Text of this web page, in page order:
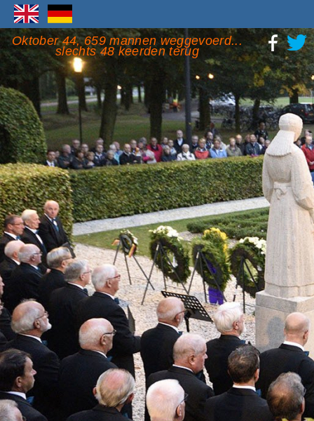
Oktober 44, 659 mannen weggevoerd...
slechts 48 keerden terug